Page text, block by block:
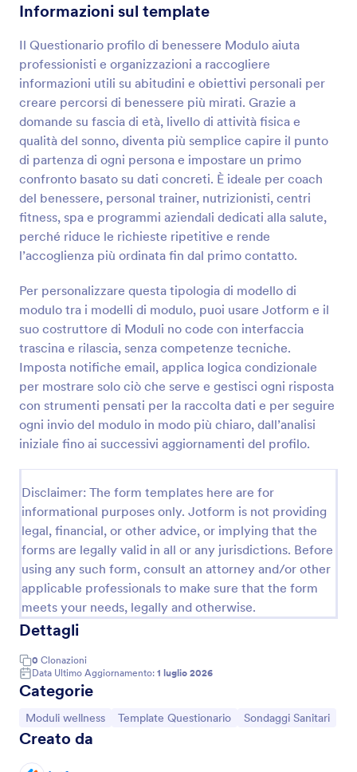
Informazioni sul template
Il Questionario profilo di benessere Modulo aiuta
professionisti e organizzazioni a raccogliere
informazioni utili su abitudini e obiettivi personali per
creare percorsi di benessere più mirati. Grazie a
domande su fascia di età, livello di attività fisica e
qualità del sonno, diventa più semplice capire il punto
di partenza di ogni persona e impostare un primo
confronto basato su dati concreti. È ideale per coach
del benessere, personal trainer, nutrizionisti, centri
fitness, spa e programmi aziendali dedicati alla salute,
perché riduce le richieste ripetitive e rende
l’accoglienza più ordinata fin dal primo contatto.
Per personalizzare questa tipologia di modello di
modulo tra i modelli di modulo, puoi usare Jotform e il
suo costruttore di Moduli no code con interfaccia
trascina e rilascia, senza competenze tecniche.
Imposta notifiche email, applica logica condizionale
per mostrare solo ciò che serve e gestisci ogni risposta
con strumenti pensati per la raccolta dati e per seguire
ogni invio del modulo in modo più chiaro, dall’analisi
iniziale fino ai successivi aggiornamenti del profilo.
Disclaimer: The form templates here are for
informational purposes only. Jotform is not providing
legal, financial, or other advice, or implying that the
forms are legally valid in all or any jurisdictions. Before
using any such form, consult an attorney and/or other
applicable professionals to make sure that the form
meets your needs, legally and otherwise.
Dettagli
0 Clonazioni
Data Ultimo Aggiornamento: 1 luglio 2026
Categorie
Vai alla Categoria:
Moduli wellness Vai alla Categoria:
Template Questionario Vai alla Categoria:
Sondaggi Sanitari
Creato da
Go to Category:
Template Questionario
Usa Template
Anteprima
Questionario Di Soddisfazione Del Cliente
Un questionario di soddisfazione del cliente è
utilizzato dalle aziende per scoprire cosa pensano i
clienti dei loro prodotti o servizi. Qualunque sia il
tipo di attività che gestisci, puoi raccogliere i dati
utili per migliorare la tua azienda con un
Questionario di Soddisfazione del Cliente online
gratuito! Dopo aver personalizzato il modello con le
tue domande e il tuo brand, puoi condividere il
modulo tramite link o incorporarlo nel tuo sito web
per iniziare subito a raccogliere risposte.Oltre a
aggiungere facilmente il logo della tua azienda,
cambiare i caratteri e i colori, e collegare il modulo a
oltre 80 app, tra cui Google Drive, Dropbox e molte
altre. Puoi persino analizzare i risultati con Tabelle
Jotform o generare report automatici con il
Generatore di Report di Jotform! Raccogli i
Go to Category:
Template Questionario
Usa Template